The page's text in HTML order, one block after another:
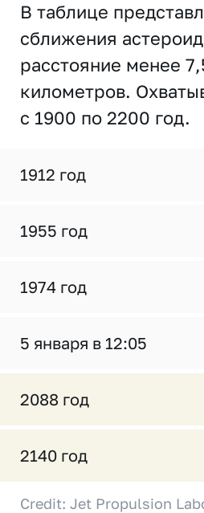
В таблице
сближения
расстояние менее
километров.
с 1900 по 2200 год.
1912 год
1955 год
1974 год
5 января в 12:05
2088 год
2140 год
Credit: Jet Propulsion